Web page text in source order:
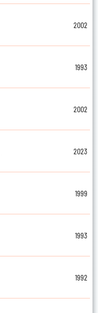
2002
1993
2002
2023
1999
1993
1992